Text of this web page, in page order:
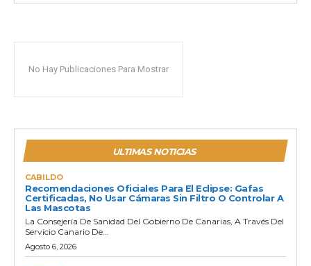
No Hay Publicaciones Para Mostrar
ULTIMAS NOTICIAS
CABILDO
Recomendaciones Oficiales Para El Eclipse: Gafas
Certificadas, No Usar Cámaras Sin Filtro O Controlar A
Las Mascotas
La Consejería De Sanidad Del Gobierno De Canarias, A Través Del
Servicio Canario De...
Agosto 6, 2026